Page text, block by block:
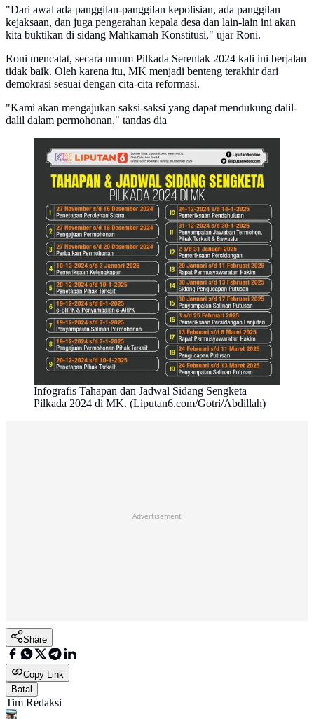
"Dari awal ada panggilan-panggilan kepolisian, ada panggilan
kejaksaan, dan juga pengerahan kepala desa dan lain-lain ini akan
kita buktikan di sidang Mahkamah Konstitusi," ujar Roni.
Roni mencatat, secara umum Pilkada Serentak 2024 kali ini berjalan
tidak baik. Oleh karena itu, MK menjadi benteng terakhir dari
demokrasi sesuai dengan cita-cita reformasi.
"Kami akan mengajukan saksi-saksi yang dapat mendukung dalil-
dalil dalam permohonan," tandas dia
Infografis Tahapan dan Jadwal Sidang Sengketa
Pilkada 2024 di MK. (Liputan6.com/Gotri/Abdillah)
Advertisement
Share
Copy Link
Batal
Tim Redaksi